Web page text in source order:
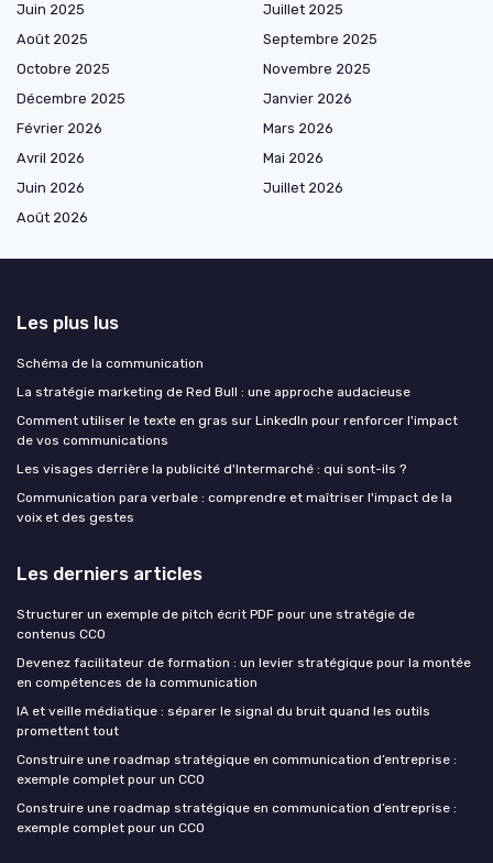
Juin 2025
Juillet 2025
Août 2025
Septembre 2025
Octobre 2025
Novembre 2025
Décembre 2025
Janvier 2026
Février 2026
Mars 2026
Avril 2026
Mai 2026
Juin 2026
Juillet 2026
Août 2026
Les plus lus
Schéma de la communication
La stratégie marketing de Red Bull : une approche audacieuse
Comment utiliser le texte en gras sur LinkedIn pour renforcer l'impact
de vos communications
Les visages derrière la publicité d'Intermarché : qui sont-ils ?
Communication para verbale : comprendre et maîtriser l'impact de la
voix et des gestes
Les derniers articles
Structurer un exemple de pitch écrit PDF pour une stratégie de
contenus CCO
Devenez facilitateur de formation : un levier stratégique pour la montée
en compétences de la communication
IA et veille médiatique : séparer le signal du bruit quand les outils
promettent tout
Construire une roadmap stratégique en communication d’entreprise :
exemple complet pour un CCO
Construire une roadmap stratégique en communication d’entreprise :
exemple complet pour un CCO